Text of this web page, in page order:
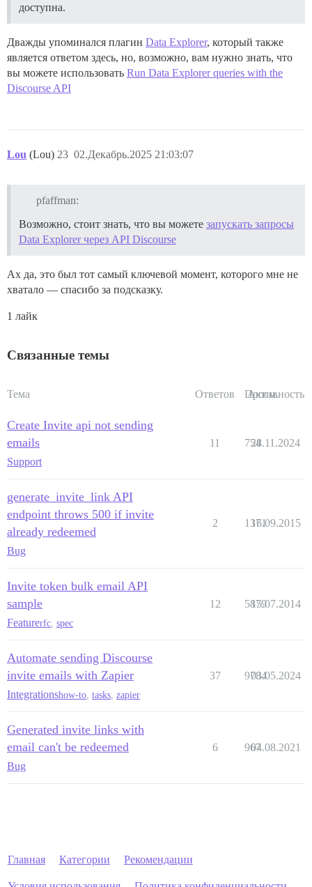
доступна.
Дважды упоминался плагин Data Explorer, который также
является ответом здесь, но, возможно, вам нужно знать, что
вы можете использовать Run Data Explorer queries with the
Discourse API
Lou (Lou) 02.Декабрь.2025 21:03:07
23
pfaffman:
Возможно, стоит знать, что вы можете запускать запросы
Data Explorer через API Discourse
Ах да, это был тот самый ключевой момент, которого мне не
хватало — спасибо за подсказку.
1 лайк
Связанные темы
Тема Ответов Просм.
Активность
Create Invite api not sending
emails
Support
11 754
28.11.2024
generate_invite_link API
endpoint throws 500 if invite
already redeemed
Bug
2 1371
16.09.2015
Invite token bulk email API
sample
Featurerfc spec
12 5879
15.07.2014
Automate sending Discourse
invite emails with Zapier
Integrationshow-to tasks zapier
37 9784
03.05.2024
Generated invite links with
email can't be redeemed
Bug
6 967
04.08.2021
Главная Категории Рекомендации